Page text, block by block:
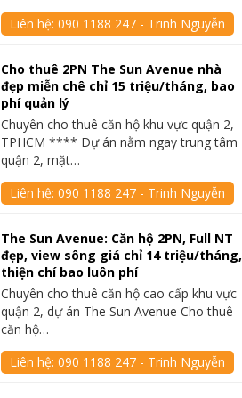
Liên hệ:090 1188 247 - Trinh Nguyễn
Cho thuê 2PN The Sun Avenue nhà
đẹp miễn chê chỉ 15 triệu/tháng, bao
phí quản lý
Chuyên cho thuê căn hộ khu vực quận 2,
TPHCM **** Dự án nằm ngay trung tâm
quận 2, mặt…
Liên hệ:090 1188 247 - Trinh Nguyễn
The Sun Avenue: Căn hộ 2PN, Full NT
đẹp, view sông giá chỉ 14 triệu/tháng,
thiện chí bao luôn phí
Chuyên cho thuê căn hộ cao cấp khu vực
quận 2, dự án The Sun Avenue Cho thuê
căn hộ…
Liên hệ:090 1188 247 - Trinh Nguyễn